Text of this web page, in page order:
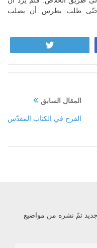
حتّى طلب بطرس أن يصلب
المقال السابق
الفرح في الكتاب المقدّس
تمّ نشره من مواضيع